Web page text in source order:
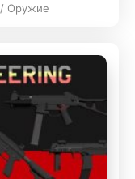
Оружие